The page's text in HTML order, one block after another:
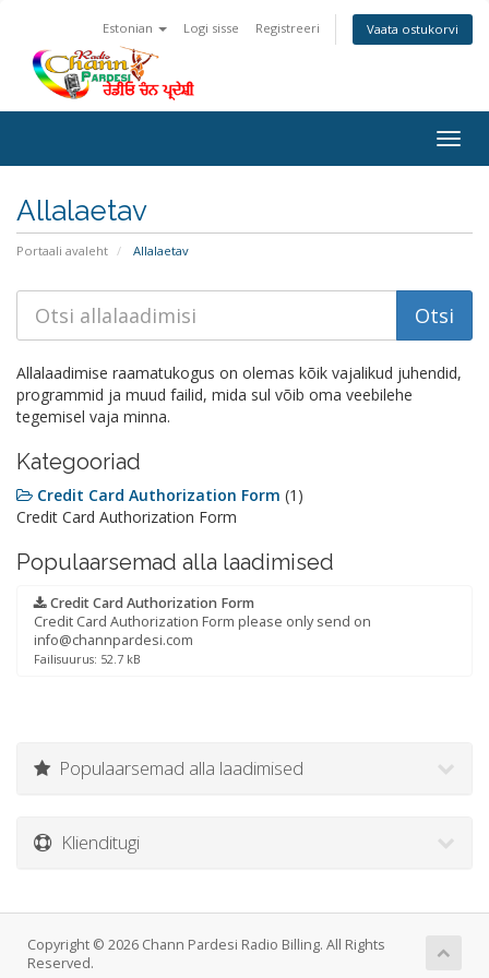
Estonian Logi sisse Registreeri Vaata ostukorvi
Allalaetav
Portaali avaleht Allalaetav
Allalaadimise raamatukogus on olemas kõik vajalikud juhendid,
programmid ja muud failid, mida sul võib oma veebilehe
tegemisel vaja minna.
Kategooriad
Credit Card Authorization Form (1)
Credit Card Authorization Form
Populaarsemad alla laadimised
Credit Card Authorization Form
Credit Card Authorization Form please only send on
info@channpardesi.com
Failisuurus: 52.7 kB
Populaarsemad alla laadimised
Klienditugi
Copyright © 2026 Chann Pardesi Radio Billing. All Rights
Reserved.